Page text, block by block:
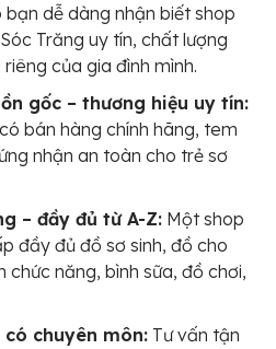
bạn dễ dàng nhận biết shop
Trăng uy tín, chất lượng
của gia đình mình.
gốc – thương hiệu uy tín:
bán hàng chính hãng, tem
nhận an toàn cho trẻ sơ
– đầy đủ từ A-Z: Một shop
đầy đủ đồ sơ sinh, đồ cho
chức năng, bình sữa, đồ chơi,
chuyên môn: Tư vấn tận